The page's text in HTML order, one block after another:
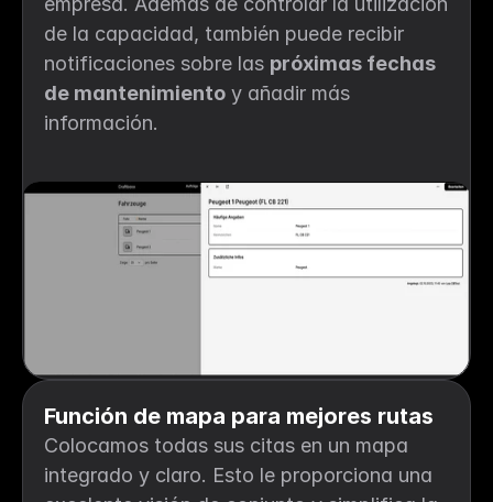
de la capacidad, también puede recibir
notificaciones sobre las próximas fechas
de mantenimiento y añadir más
información.
Función de mapa para mejores rutas
Colocamos todas sus citas en un mapa
integrado y claro. Esto le proporciona una